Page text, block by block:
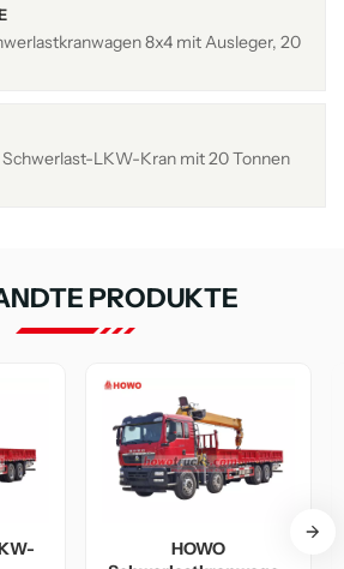
8x4 mit Ausleger, 20
Schwerlast-LKW-Kran mit 20 Tonnen
PRODUKTE
HOWO
HOWO NX 8x4